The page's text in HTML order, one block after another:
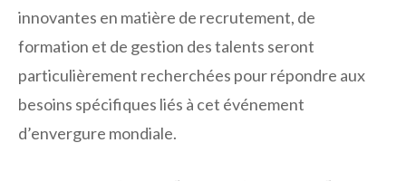
innovantes en matière de recrutement, de
formation et de gestion des talents seront
particulièrement recherchées pour répondre aux
besoins spécifiques liés à cet événement
d’envergure mondiale.